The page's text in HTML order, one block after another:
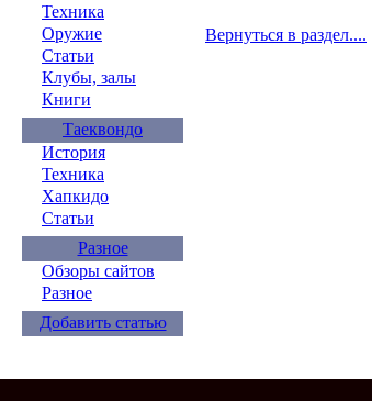
Техника
Оружие
Статьи
Клубы, залы
Книги
Таеквондо
История
Техника
Хапкидо
Статьи
Разное
Обзоры сайтов
Разное
Добавить статью
Вернуться в раздел....